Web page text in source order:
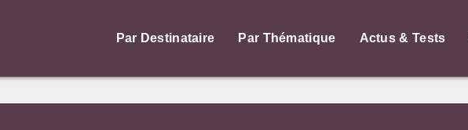
Par Destinataire Par Thématique Actus & Tests